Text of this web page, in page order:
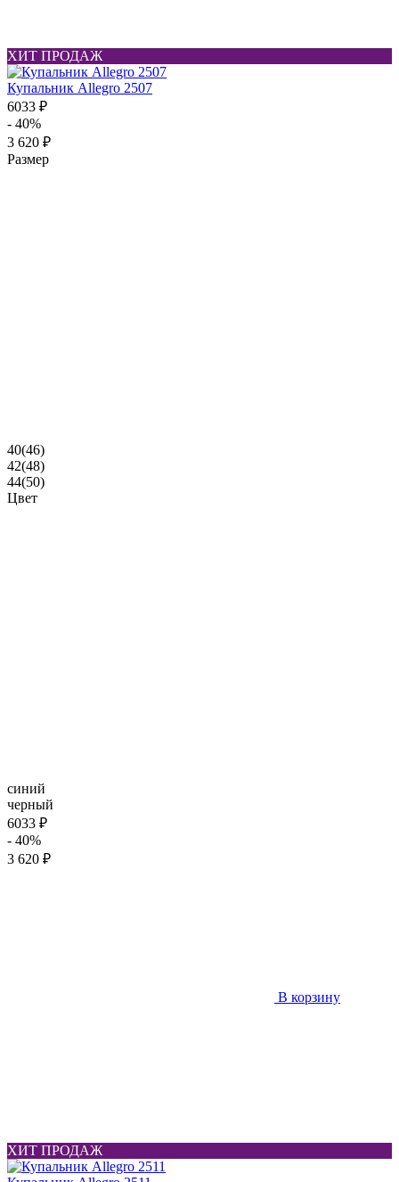
ХИТ ПРОДАЖ
Купальник Allegro 2507
6033 ₽
- 40%
3 620 ₽
Размер
40(46)
42(48)
44(50)
Цвет
синий
черный
6033 ₽
- 40%
3 620 ₽
В корзину
ХИТ ПРОДАЖ